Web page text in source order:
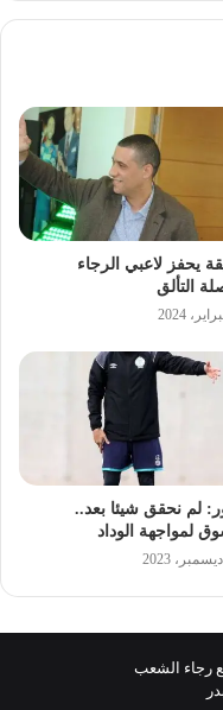
يحفز لاعبي الرجاء
التألق
لم نحقق شيئا بعد..
لمواجهة الوداد
رجاء الشعب